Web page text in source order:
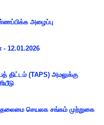
அழைப்பு
- 12.01.2026
திட்டம் (TAPS) அமலுக்கு
தலைமை செயலக சங்கம் முற்றுகை